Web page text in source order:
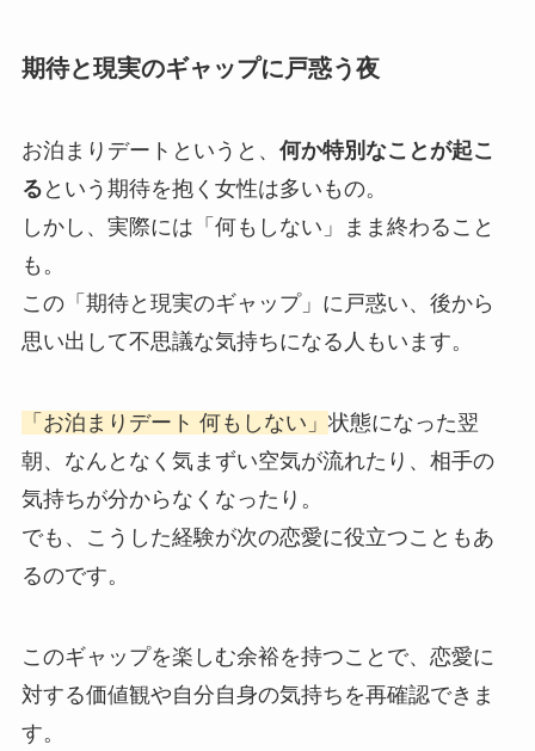
期待と現実のギャップに戸惑う夜
お泊まりデートというと、 何か特別なことが起こ
る という期待を抱く女性は多いもの。
しかし、実際には「何もしない」まま終わること
も。
この「期待と現実のギャップ」に戸惑い、後から
思い出して不思議な気持ちになる人もいます。
「お泊まりデート 何もしない」 状態になった翌
朝、なんとなく気まずい空気が流れたり、相手の
気持ちが分からなくなったり。
でも、こうした経験が次の恋愛に役立つこともあ
るのです。
このギャップを楽しむ余裕を持つことで、恋愛に
対する価値観や自分自身の気持ちを再確認できま
す。